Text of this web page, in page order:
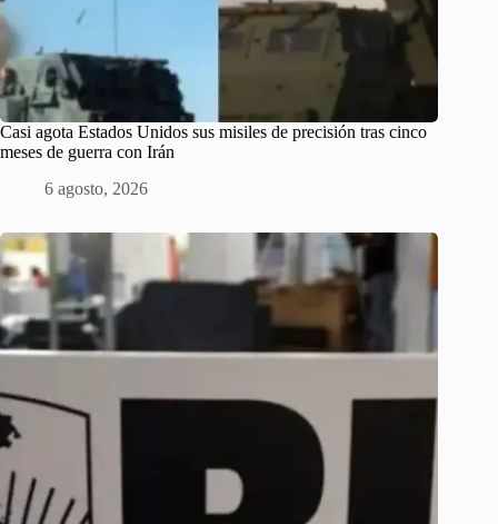
Casi agota Estados Unidos sus misiles de precisión tras cinco
meses de guerra con Irán
6 agosto, 2026